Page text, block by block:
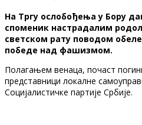
На Тргу ослобођења у Бору
споменик настрадалим
светском рату поводом
победе над фашизмом.
Полагањем венаца, почаст
представници локалне
Социјалистичке партије Србије.